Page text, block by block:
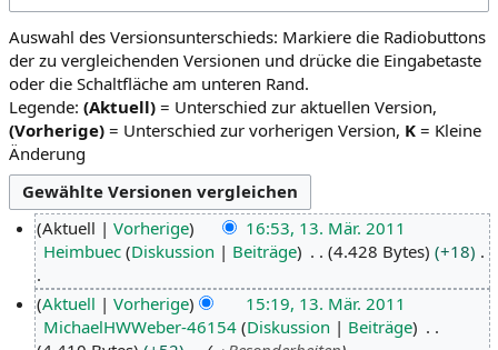
r
N
a
v
i
g
a
t
o
r
S
u
c
h
e
s
p
Auswahl des Versionsunterschieds: Markiere die Radiobuttons
der zu vergleichenden Versionen und drücke die Eingabetaste
oder die Schaltfläche am unteren Rand.
Legende: (Aktuell) = Unterschied zur aktuellen Version,
(Vorherige) = Unterschied zur vorherigen Version, K = Kleine
Änderung
1
M
Aktuell Vorherige
16:53, 13. Mär. 2011
Heimbuec Diskussion Beiträge 4.428 Bytes +18
K
e
i
Aktuell Vorherige
15:19, 13. Mär. 2011
MichaelHWWeber-46154 Diskussion
Beiträge